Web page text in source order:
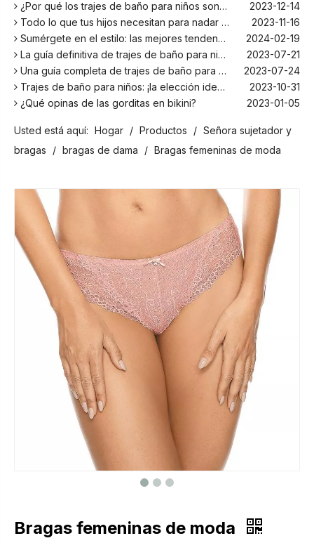
¿Por qué los trajes de baño para niños son más cómodos con elastano?
2023-12-14
Todo lo que tus hijos necesitan para nadar este verano
2023-11-16
Sumérgete en el estilo: las mejores tendencias en trajes de baño para niños de la temporada
2024-02-19
La guía definitiva de trajes de baño para niños: comodidad, diseño y seguridad
2023-07-21
Una guía completa de trajes de baño para niños: comodidad, estilo y seguridad para divertirse bajo el sol
2023-07-24
Trajes de baño para niños: ¡la elección ideal para tus hijos!
2023-10-31
¿Qué opinas de las gorditas en bikini?
2023-01-05
¡El principal fabricante de trajes de baño en Bali!
2024-02-22
¡Date un chapuzón con los trajes de baño para niños más populares de la temporada!
2024-02-02
¿Por qué los trajes de baño para niños son más cómodos con elastano?
2023-12-14
Todo lo que tus hijos necesitan para nadar este verano
2023-11-16
Sumérgete en el estilo: las mejores tendencias en trajes de baño para niños de la temporada
2024-02-19
La guía definitiva de trajes de baño para niños: comodidad, diseño y seguridad
2023-07-21
Una guía completa de trajes de baño para niños: comodidad, estilo y seguridad para divertirse bajo el sol
2023-07-24
Usted está aquí: Hogar / Productos / Señora sujetador y
bragas
/ bragas de dama / Bragas femeninas de moda
Bragas femeninas de moda